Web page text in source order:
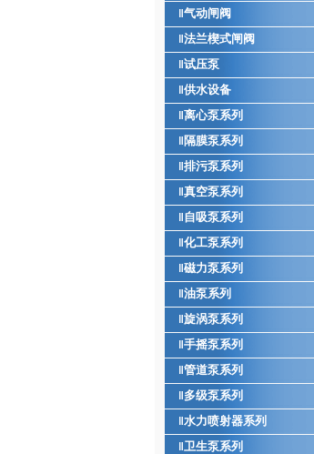
气动闸阀
法兰楔式闸阀
试压泵
供水设备
离心泵系列
隔膜泵系列
排污泵系列
真空泵系列
自吸泵系列
化工泵系列
磁力泵系列
油泵系列
旋涡泵系列
手摇泵系列
管道泵系列
多级泵系列
水力喷射器系列
卫生泵系列